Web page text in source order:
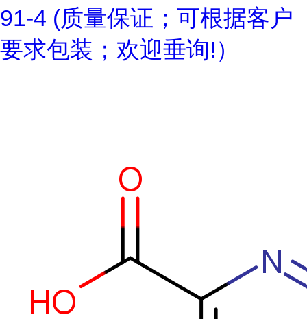
91-4 (质量保证；可根据客户
要求包装；欢迎垂询!）